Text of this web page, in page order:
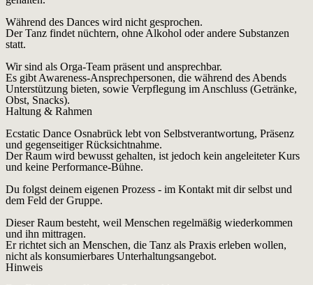
Während des Dances wird nicht gesprochen.
Der Tanz findet nüchtern, ohne Alkohol oder andere Substanzen
statt.
Wir sind als Orga-Team präsent und ansprechbar.
Es gibt Awareness-Ansprechpersonen, die während des Abends
Unterstützung bieten, sowie Verpflegung im Anschluss (Getränke,
Obst, Snacks).
Haltung & Rahmen
Ecstatic Dance Osnabrück lebt von Selbstverantwortung, Präsenz
und gegenseitiger Rücksichtnahme.
Der Raum wird bewusst gehalten, ist jedoch kein angeleiteter Kurs
und keine Performance-Bühne.
Du folgst deinem eigenen Prozess - im Kontakt mit dir selbst und
dem Feld der Gruppe.
Dieser Raum besteht, weil Menschen regelmäßig wiederkommen
und ihn mittragen.
Er richtet sich an Menschen, die Tanz als Praxis erleben wollen,
nicht als konsumierbares Unterhaltungsangebot.
Hinweis